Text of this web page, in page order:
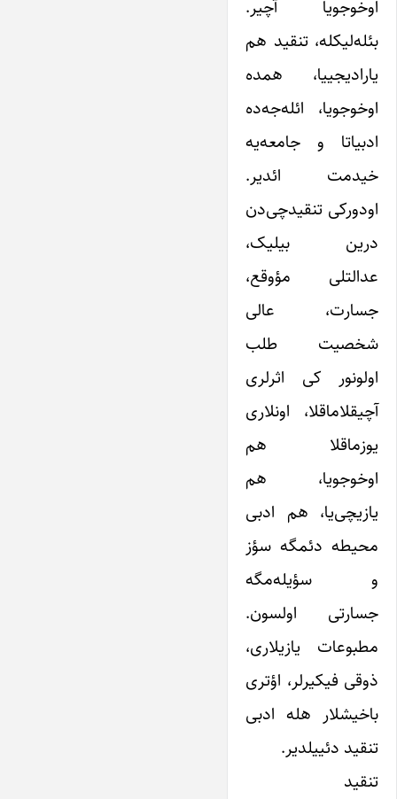
اوخوجویا آچیر.
بئله‌لیکله، تنقید هم
یارادیجییا، همده
اوخوجویا، ائله‌جه‌ده
ادبیاتا و جامعه‌‌یه
خیدمت ائدیر.
اودورکی تنقیدچی‌دن
درین بیلیک،
عدالتلی مؤوقع،
جسارت، عالی
شخصیت طلب
اولونور کی اثرلری
آچیقلاماقلا، اونلاری
یوزماقلا هم
اوخوجویا، هم
یازیچی‌یا، هم ادبی
محیطه دئمگه سؤز
و سؤیله‌مگه
جسارتی اولسون.
مطبوعات یازیلاری،
ذوقی فیکیر‌لر، اؤتری
باخیشلار هله ادبی
تنقید دئییلدیر.
تنقید